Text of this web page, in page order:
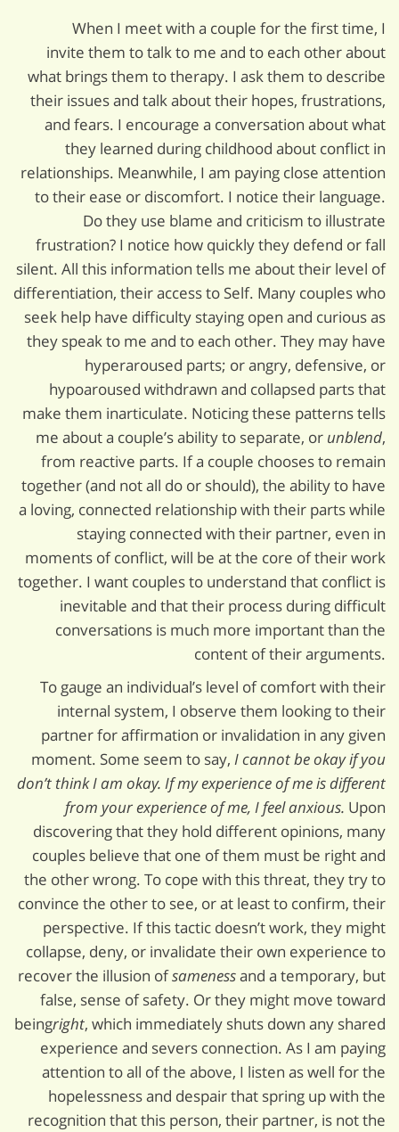
When I meet with a couple for the first time, I
invite them to talk to me and to each other about
what brings them to therapy. I ask them to describe
their issues and talk about their hopes, frustrations,
and fears. I encourage a conversation about what
they learned during childhood about conflict in
relationships. Meanwhile, I am paying close attention
to their ease or discomfort. I notice their language.
Do they use blame and criticism to illustrate
frustration? I notice how quickly they defend or fall
silent. All this information tells me about their level of
differentiation, their access to Self. Many couples who
seek help have difficulty staying open and curious as
they speak to me and to each other. They may have
hyperaroused parts; or angry, defensive, or
hypoaroused withdrawn and collapsed parts that
make them inarticulate. Noticing these patterns tells
me about a couple’s ability to separate, or unblend,
from reactive parts. If a couple chooses to remain
together (and not all do or should), the ability to have
a loving, connected relationship with their parts while
staying connected with their partner, even in
moments of conflict, will be at the core of their work
together. I want couples to understand that conflict is
inevitable and that their process during difficult
conversations is much more important than the
content of their arguments.
To gauge an individual’s level of comfort with their
internal system, I observe them looking to their
partner for affirmation or invalidation in any given
moment. Some seem to say, I cannot be okay if you
don’t think I am okay. If my experience of me is different
from your experience of me, I feel anxious. Upon
discovering that they hold different opinions, many
couples believe that one of them must be right and
the other wrong. To cope with this threat, they try to
convince the other to see, or at least to confirm, their
perspective. If this tactic doesn’t work, they might
collapse, deny, or invalidate their own experience to
recover the illusion ofsamenessand a temporary, but
false, sense of safety. Or they might move toward
beingright, which immediately shuts down any shared
experience and severs connection. As I am paying
attention to all of the above, I listen as well for the
hopelessness and despair that spring up with the
recognition that this person, their partner, is not the